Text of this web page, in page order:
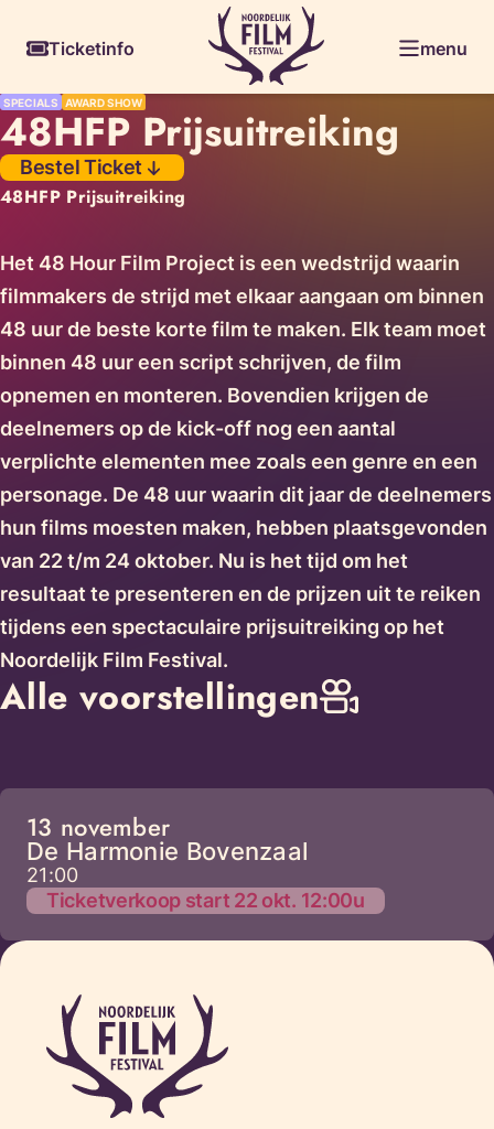
Ticketinfo
menu
SPECIALS AWARD SHOW
48HFP Prijsuitreiking
Bestel Ticket
48HFP Prijsuitreiking
Het 48 Hour Film Project is een wedstrijd waarin
filmmakers de strijd met elkaar aangaan om binnen
48 uur de beste korte film te maken. Elk team moet
binnen 48 uur een script schrijven, de film
opnemen en monteren. Bovendien krijgen de
deelnemers op de kick-off nog een aantal
verplichte elementen mee zoals een genre en een
personage. De 48 uur waarin dit jaar de deelnemers
hun films moesten maken, hebben plaatsgevonden
van 22 t/m 24 oktober. Nu is het tijd om het
resultaat te presenteren en de prijzen uit te reiken
tijdens een spectaculaire prijsuitreiking op het
Noordelijk Film Festival.
Alle voorstellingen
13 november
De Harmonie Bovenzaal
21:00
Ticketverkoop start 22 okt. 12:00u